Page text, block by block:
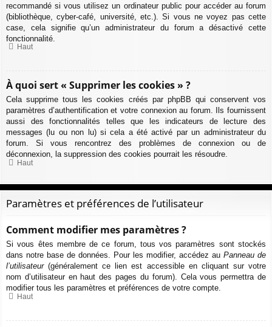
recommandé si vous utilisez un ordinateur public pour accéder au forum
(bibliothèque, cyber-café, université, etc.). Si vous ne voyez pas cette
case, cela signifie qu’un administrateur du forum a désactivé cette
fonctionnalité.
Haut
À quoi sert « Supprimer les cookies » ?
Cela supprime tous les cookies créés par phpBB qui conservent vos
paramètres d’authentification et votre connexion au forum. Ils fournissent
aussi des fonctionnalités telles que les indicateurs de lecture des
messages (lu ou non lu) si cela a été activé par un administrateur du
forum. Si vous rencontrez des problèmes de connexion ou de
déconnexion, la suppression des cookies pourrait les résoudre.
Haut
Paramètres et préférences de l’utilisateur
Comment modifier mes paramètres ?
Si vous êtes membre de ce forum, tous vos paramètres sont stockés
dans notre base de données. Pour les modifier, accédez au Panneau de
l’utilisateur(généralement ce lien est accessible en cliquant sur votre
nom d’utilisateur en haut des pages du forum). Cela vous permettra de
modifier tous les paramètres et préférences de votre compte.
Haut